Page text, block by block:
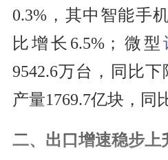
0.3%，其中智能手
比增长6.5%；微型
9542.6万台，同比
产量1769.7亿块，同
二、出口增速稳步上